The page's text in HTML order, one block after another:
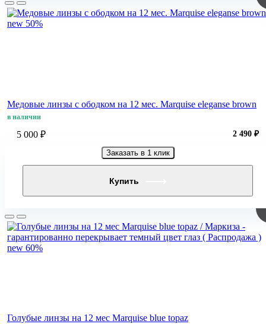
new 50%
Медовые линзы с ободком на 12 мес. Marquise eleganse brown
в наличии
5 000 ₽ 2 490 ₽
Заказать в 1 клик
new 60%
Голубые линзы на 12 мес Marquise blue topaz